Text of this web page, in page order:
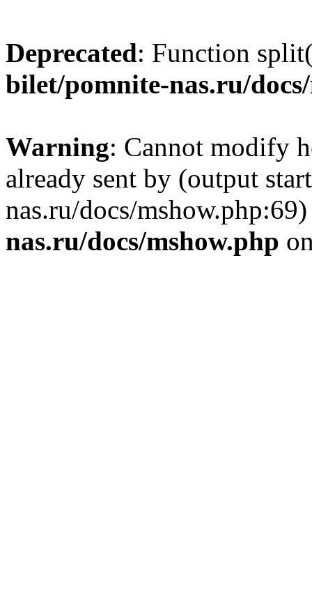
Deprecated: Function
bilet/pomnite-nas.ru/
Warning: Cannot modify
already sent by (output
nas.ru/docs/
nas.ru/docs/mshow.php